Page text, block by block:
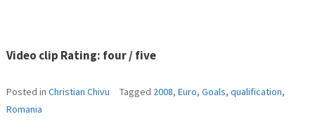
Video clip Rating: four / five
Posted in Christian Chivu Tagged 2008, Euro, Goals, qualification,
Romania